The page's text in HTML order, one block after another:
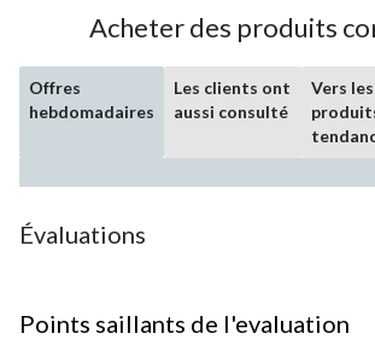
Acheter des produits
Offres
hebdomadaires
Les clients ont
aussi consulté
Vers les
Évaluations
Points saillants de l'evaluation